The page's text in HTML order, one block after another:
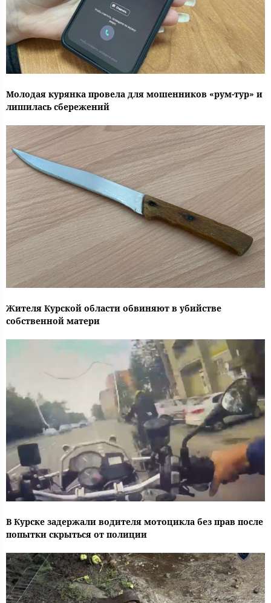
Молодая курянка провела для мошенников «рум-тур» и
лишилась сбережений
Жителя Курской области обвиняют в убийстве
собственной матери
В Курске задержали водителя мотоцикла без прав после
попытки скрыться от полиции